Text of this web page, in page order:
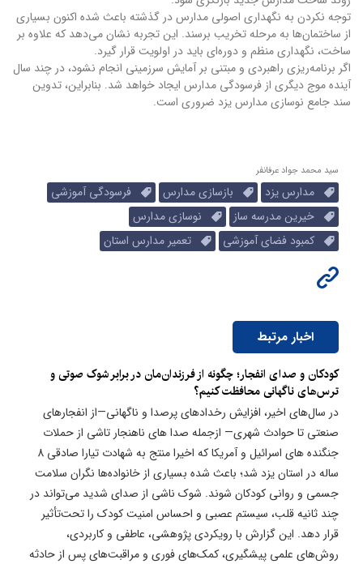
توجه نکردن به نگهداری اصولی مدارس در گذشته باعث شده اکنون بسیاری
از ساختمان‌ها به مرحله تخریب برسند. این تجربه نشان می‌دهد که علاوه بر
ساخت، نگهداری منظم و دوره‌ای باید در اولویت قرار گیرد.
اگر برنامه‌ریزی راهبردی و مبتنی بر آمایش سرزمینی انجام نشود، در چند سال
آینده موج دیگری از فرسودگی مدارس ایجاد خواهد شد. بنابراین، تدوین
سند جامع نوسازی مدارس یزد ضروری است.
سید محمد جواد عرفانفر
مدارس یزد بازسازی مدارس
فرسودگی آموزشی
خیرین مدرسه ساز
نوسازی مدارس
کمبود فضای آموزشی
تعمیر مدارس استان
اخبار مرتبط
کودکان و صدای انفجار؛ چگونه از فرزندان‌مان در برابر شوک صوتی و
ترس‌های ناگهانی محافظت کنیم؟
در سال‌های اخیر، افزایش رخدادهای پرصدا و ناگهانی—از انفجارهای
صنعتی تا حوادث شهری— ازجمله صدا های ناهنجار تاشی از حملات
جنگنده های اسرائیل و آمریکا که اخیرا منتج به شهادت تیارا صادقی 8
ساله در استان یزد شد؛ باعث شده بسیاری از خانواده‌ها نگران سلامت
جسمی و روانی کودکان شوند. شوک ناشی از صدای شدید می‌تواند در
چند ثانیه قلب، سیستم عصبی و احساس امنیت کودک را تحت‌تأثیر
قرار دهد. این گزارش با رویکردی پژوهشی، عاطفی و کاربردی،
روش‌های علمی پیشگیری، کمک‌های فوری و مراقبت‌های پس از حادثه